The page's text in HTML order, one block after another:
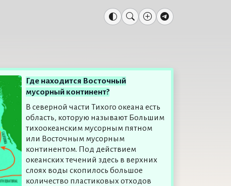
Где находится Восточный
мусорный континент?
В северной части Тихого океана есть
область, которую называют Большим
тихоокеанским мусорным пятном
или Восточным мусорным
континентом. Под действием
океанских течений здесь в верхних
слоях воды скопилось большое
количество пластиковых отходов